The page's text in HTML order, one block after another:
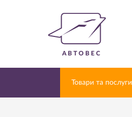
АВТОВЕС
Товари та послуги